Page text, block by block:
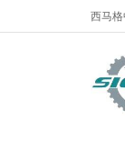
西马